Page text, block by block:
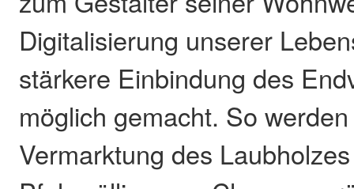
Digitalisierung unserer
stärkere Einbindung des
möglich gemacht. So
Vermarktung des